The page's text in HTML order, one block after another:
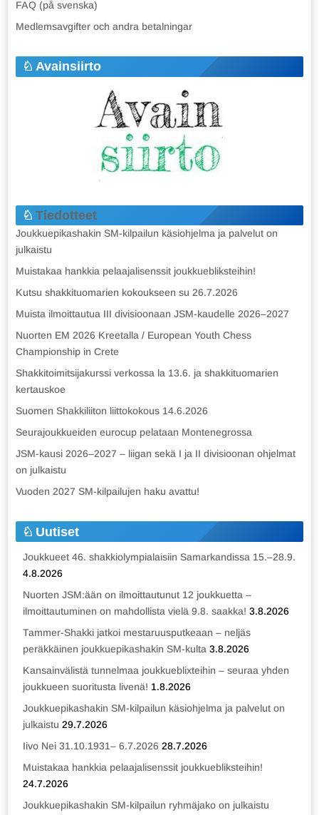
FAQ (på svenska)
Medlemsavgifter och andra betalningar
Avainsiirto
Tiedotteet
Joukkuepikashakin SM-kilpailun käsiohjelma ja palvelut on
julkaistu
Muistakaa hankkia pelaajalisenssit joukkuebliksteihin!
Kutsu shakkituomarien kokoukseen su 26.7.2026
Muista ilmoittautua III divisioonaan JSM-kaudelle 2026–2027
Nuorten EM 2026 Kreetalla / European Youth Chess
Championship in Crete
Shakkitoimitsijakurssi verkossa la 13.6. ja shakkituomarien
kertauskoe
Suomen Shakkiliiton liittokokous 14.6.2026
Seurajoukkueiden eurocup pelataan Montenegrossa
JSM-kausi 2026–2027 – liigan sekä I ja II divisioonan ohjelmat
on julkaistu
Vuoden 2027 SM-kilpailujen haku avattu!
Uutiset
Joukkueet 46. shakkiolympialaisiin Samarkandissa 15.–28.9.
4.8.2026
Nuorten JSM:ään on ilmoittautunut 12 joukkuetta –
ilmoittautuminen on mahdollista vielä 9.8. saakka! 3.8.2026
Tammer-Shakki jatkoi mestaruusputkeaan – neljäs
peräkkäinen joukkuepikashakin SM-kulta 3.8.2026
Kansainvälistä tunnelmaa joukkueblixteihin – seuraa yhden
joukkueen suoritusta livenä! 1.8.2026
Joukkuepikashakin SM-kilpailun käsiohjelma ja palvelut on
julkaistu 29.7.2026
Iivo Nei 31.10.1931– 6.7.2026 28.7.2026
Muistakaa hankkia pelaajalisenssit joukkuebliksteihin!
24.7.2026
Joukkuepikashakin SM-kilpailun ryhmäjako on julkaistu